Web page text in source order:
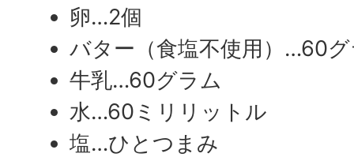
卵…2個
バター（食塩不使用）…60
牛乳…60グラム
水…60ミリリットル
塩…ひとつまみ